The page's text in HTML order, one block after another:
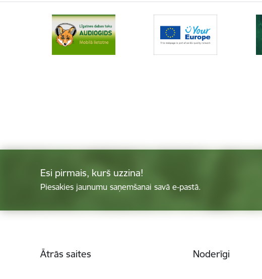
Esi pirmais, kurš uzzina!
Piesakies jaunumu saņemšanai savā e-pastā.
Ātrās saites Noderīgi